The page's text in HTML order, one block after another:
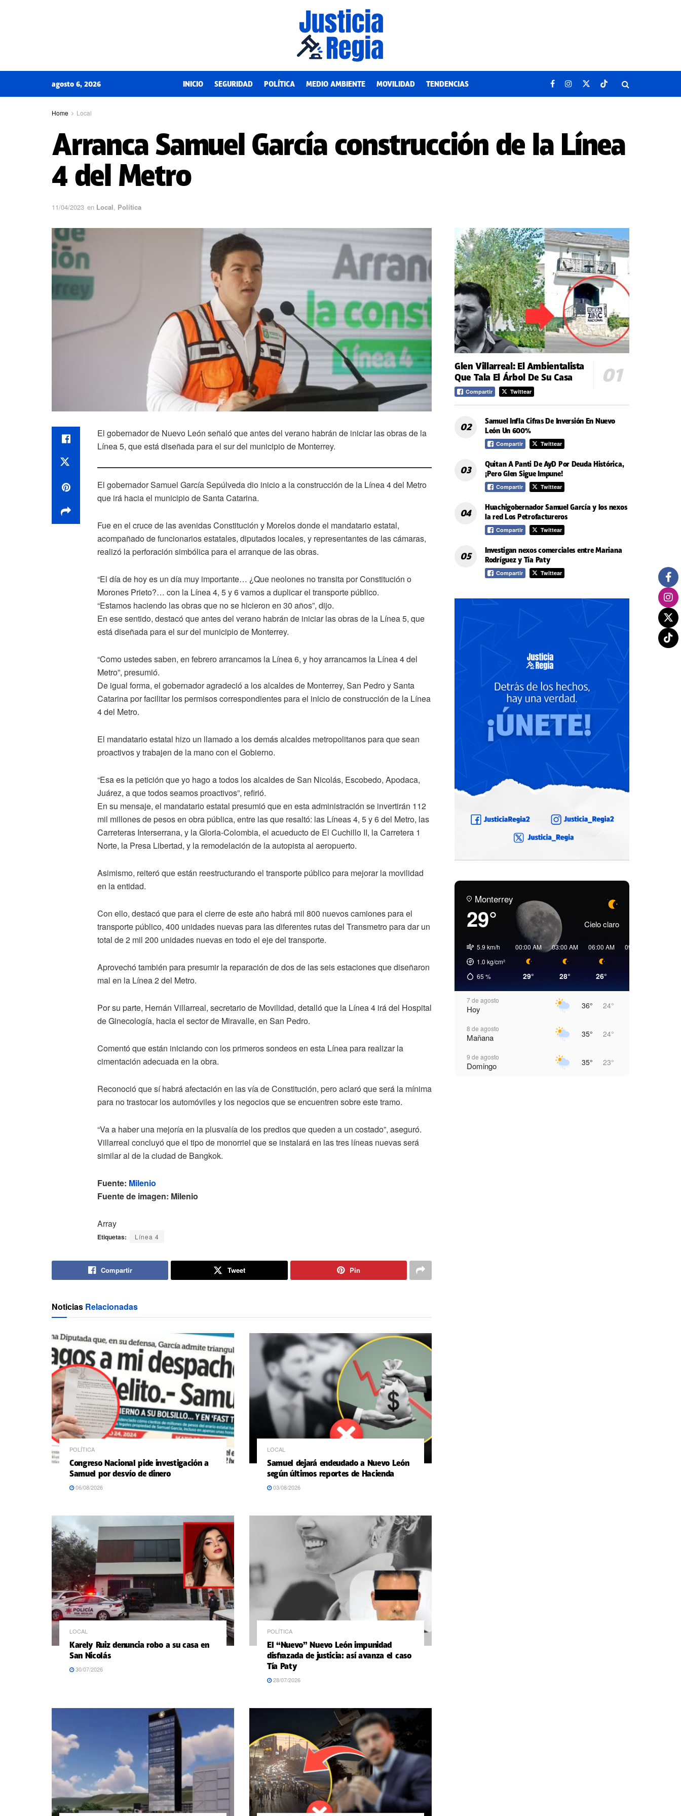
agosto 6, 2026 INICIO SEGURIDAD POLÍTICA MEDIO AMBIENTE MOVILIDAD TENDENCIAS
Home Local
Arranca Samuel García construcción de la Línea
4 del Metro
11/04/2023 en Local, Política
El gobernador de Nuevo León señaló que antes del verano habrán de iniciar las obras de la
Línea 5, que está diseñada para el sur del municipio de Monterrey.
El gobernador Samuel García Sepúlveda dio inicio a la construcción de la Línea 4 del Metro
que irá hacia el municipio de Santa Catarina.
Fue en el cruce de las avenidas Constitución y Morelos donde el mandatario estatal,
acompañado de funcionarios estatales, diputados locales, y representantes de las cámaras,
realizó la perforación simbólica para el arranque de las obras.
“El día de hoy es un día muy importante… ¿Que neolones no transita por Constitución o
Morones Prieto?… con la Línea 4, 5 y 6 vamos a duplicar el transporte público.
“Estamos haciendo las obras que no se hicieron en 30 años”, dijo.
En ese sentido, destacó que antes del verano habrán de iniciar las obras de la Línea 5, que
está diseñada para el sur del municipio de Monterrey.
“Como ustedes saben, en febrero arrancamos la Línea 6, y hoy arrancamos la Línea 4 del
Metro”, presumió.
De igual forma, el gobernador agradeció a los alcaldes de Monterrey, San Pedro y Santa
Catarina por facilitar los permisos correspondientes para el inicio de construcción de la Línea
4 del Metro.
El mandatario estatal hizo un llamado a los demás alcaldes metropolitanos para que sean
proactivos y trabajen de la mano con el Gobierno.
“Esa es la petición que yo hago a todos los alcaldes de San Nicolás, Escobedo, Apodaca,
Juárez, a que todos seamos proactivos”, refirió.
En su mensaje, el mandatario estatal presumió que en esta administración se invertirán 112
mil millones de pesos en obra pública, entre las que resaltó: las Líneas 4, 5 y 6 del Metro, las
Carreteras Interserrana, y la Gloria-Colombia, el acueducto de El Cuchillo II, la Carretera 1
Norte, la Presa Libertad, y la remodelación de la autopista al aeropuerto.
Asimismo, reiteró que están reestructurando el transporte público para mejorar la movilidad
en la entidad.
Con ello, destacó que para el cierre de este año habrá mil 800 nuevos camiones para el
transporte público, 400 unidades nuevas para las diferentes rutas del Transmetro para dar un
total de 2 mil 200 unidades nuevas en todo el eje del transporte.
Aprovechó también para presumir la reparación de dos de las seis estaciones que diseñaron
mal en la Línea 2 del Metro.
Por su parte, Hernán Villarreal, secretario de Movilidad, detalló que la Línea 4 irá del Hospital
de Ginecología, hacia el sector de Miravalle, en San Pedro.
Comentó que están iniciando con los primeros sondeos en esta Línea para realizar la
cimentación adecuada en la obra.
Reconoció que sí habrá afectación en las vía de Constitución, pero aclaró que será la mínima
para no trastocar los automóviles y los negocios que se encuentren sobre este tramo.
“Va a haber una mejoría en la plusvalía de los predios que queden a un costado”, aseguró.
Villarreal concluyó que el tipo de monorriel que se instalará en las tres líneas nuevas será
similar al de la ciudad de Bangkok.
Fuente: Milenio
Fuente de imagen: Milenio
Array
Etiquetas: Línea 4
Compartir Tweet Pin
Noticias Relacionadas
POLÍTICA
Congreso Nacional pide investigación a
Samuel por desvío de dinero
06/08/2026
LOCAL
Samuel dejará endeudado a Nuevo León
según últimos reportes de Hacienda
03/08/2026
LOCAL
Karely Ruiz denuncia robo a su casa en
San Nicolás
30/07/2026
POLÍTICA
El “Nuevo” Nuevo León impunidad
disfrazada de justicia: así avanza el caso
Tía Paty
28/07/2026
Glen Villarreal: El Ambientalista
Que Tala El Árbol De Su Casa
Compartir Twittear
Samuel Infla Cifras De Inversión En Nuevo
León Un 600%
Compartir Twittear
Quitan A Panti De AyD Por Deuda Histórica,
¡Pero Glen Sigue Impune!
Compartir Twittear
Huachigobernador Samuel García y los nexos
la red Los Petrofactureros
Compartir Twittear
Investigan nexos comerciales entre Mariana
Rodríguez y Tía Paty
Compartir Twittear
Monterrey
29° Cielo claro
5.9 km/h
1.0 kg/cm²
65 %
00:00 AM
29°
03:00 AM
28°
06:00 AM
26°
09:00 AM
7 de agosto
Hoy 36° 24°
8 de agosto
Mañana 35° 24°
9 de agosto
Domingo 35° 23°